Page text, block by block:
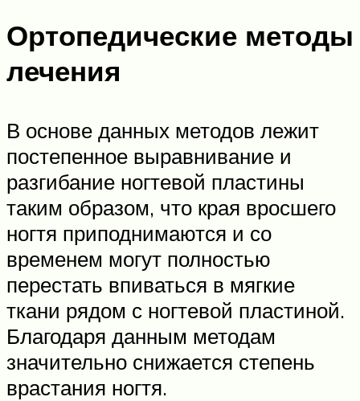
Ортопедические методы
лечения
В основе данных методов лежит
постепенное выравнивание и
разгибание ногтевой пластины
таким образом, что края вросшего
ногтя приподнимаются и со
временем могут полностью
перестать впиваться в мягкие
ткани рядом с ногтевой пластиной.
Благодаря данным методам
значительно снижается степень
врастания ногтя.